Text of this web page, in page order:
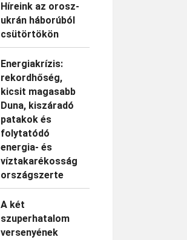
Híreink az orosz-
ukrán háborúból
csütörtökön
Energiakrízis:
rekordhőség,
kicsit magasabb
Duna, kiszáradó
patakok és
folytatódó
energia- és
víztakarékosság
országszerte
A két
szuperhatalom
versenyének